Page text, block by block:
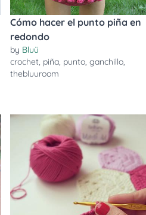
Cómo hacer el punto piña en
redondo
by Bluü
crochet, piña, punto,ganchillo,
thebluuroom